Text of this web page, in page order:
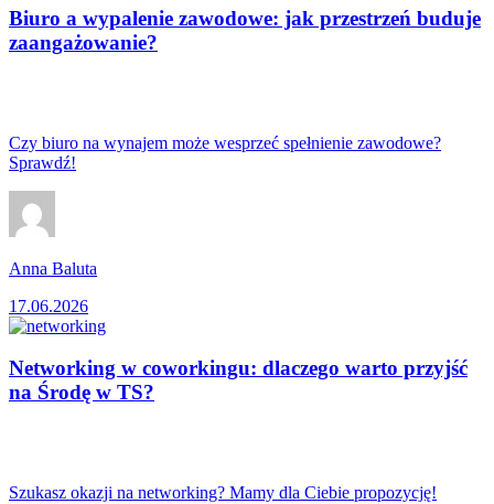
Biuro a wypalenie zawodowe: jak przestrzeń buduje
zaangażowanie?
Czy biuro na wynajem może wesprzeć spełnienie zawodowe?
Sprawdź!
Anna Baluta
17.06.2026
Networking w coworkingu: dlaczego warto przyjść
na Środę w TS?
Szukasz okazji na networking? Mamy dla Ciebie propozycję!